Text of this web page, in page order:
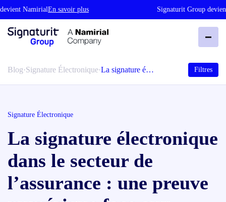
NamirialEn savoir plus Signaturit Group devient
Blog·Signature Électronique·La signature é… Filtres
Signature Électronique
La signature électronique
dans le secteur de
l’assurance : une preuve